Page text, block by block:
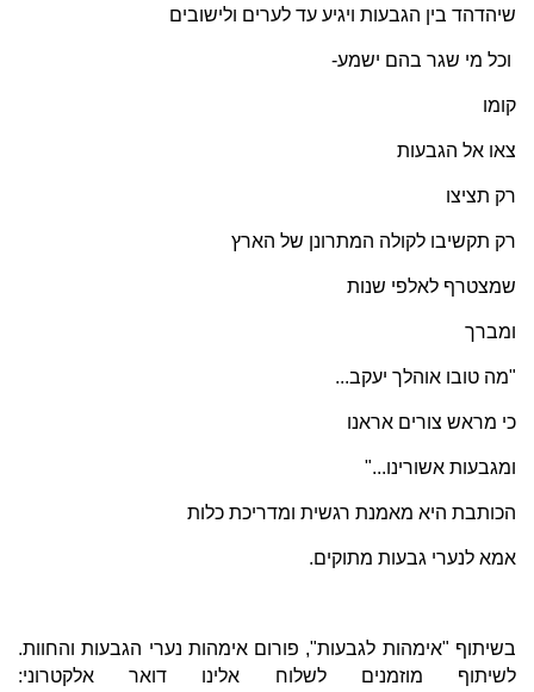
שיהדהד בין הגבעות ויגיע עד לערים ולישובים
וכל מי שגר בהם ישמע-
קומו
צאו אל הגבעות
רק תציצו
רק תקשיבו לקולה המתרונן של הארץ
שמצטרף לאלפי שנות
ומברך
"מה טובו אוהלך יעקב...
כי מראש צורים אראנו
ומגבעות אשורינו..."
הכותבת היא מאמנת רגשית ומדריכת כלות
אמא לנערי גבעות מתוקים.
בשיתוף "אימהות לגבעות", פורום אימהות נערי הגבעות והחוות.
לשיתוף מוזמנים לשלוח אלינו דואר אלקטרוני: